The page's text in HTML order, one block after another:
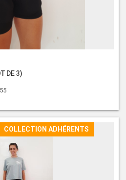
DE 3)
COLLECTION ADHÉRENTS